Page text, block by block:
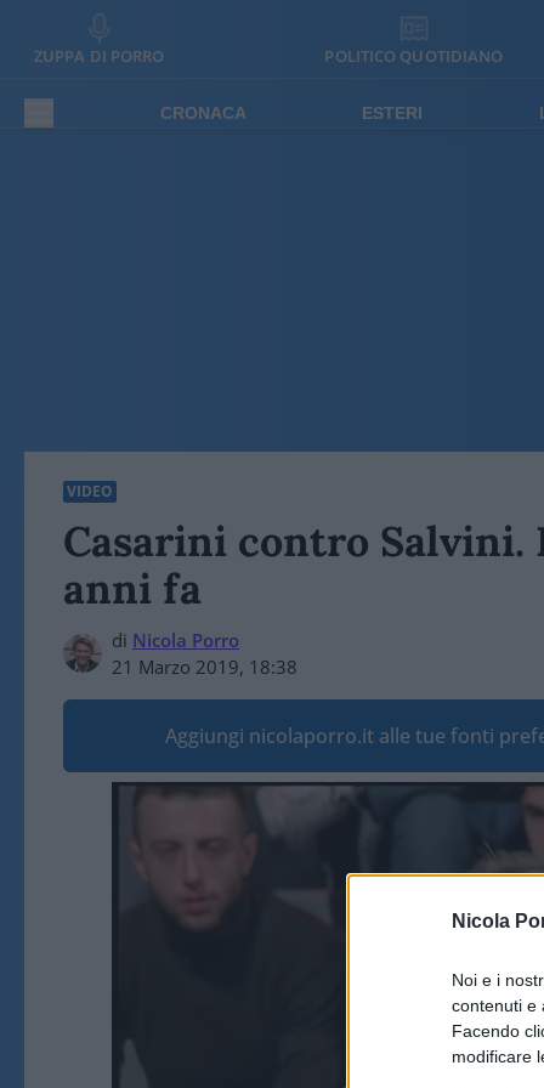
Nicola
Noi e i
contenuti e
Facendo
modificare
ZUPPA DI PORRO POLITICO QUOTIDIANO
CRONACA ESTERI
VIDEO
Casarini contro Salvini.
anni fa
di Nicola Porro
21 Marzo 2019, 18:38
Aggiungi nicolaporro.it alle tue fonti
Video